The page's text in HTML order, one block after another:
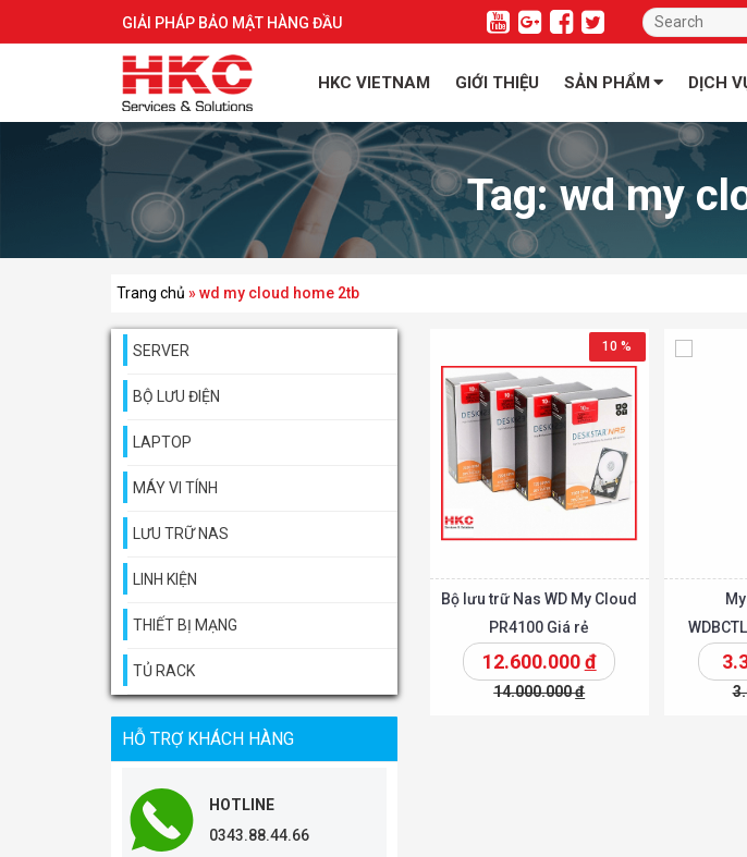
GIẢI PHÁP BẢO MẬT HÀNG ĐẦU
HKC VIETNAM GIỚI THIỆU SẢN PHẨM DỊCH
Tag:wd my
Trang chủ »wd my cloud home 2tb
SERVER
BỘ LƯU ĐIỆN
LAPTOP
MÁY VI TÍNH
LƯU TRỮ NAS
LINH KIỆN
THIẾT BỊ MẠNG
TỦ RACK
HỖ TRỢ KHÁCH HÀNG
HOTLINE
0343.88.44.66
10 %
Thêm vào giỏ
Bộ lưu trữ Nas WD My Cloud
PR4100 Giá rẻ
12.600.000đ
14.000.000đ
Thêm vào giỏ